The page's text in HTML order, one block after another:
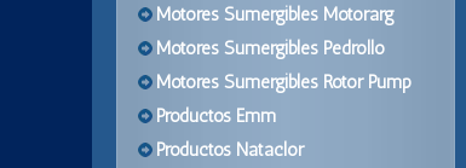
Motores Sumergibles Motorarg
Motores Sumergibles Pedrollo
Motores Sumergibles Rotor Pump
Productos Emm
Productos Nataclor